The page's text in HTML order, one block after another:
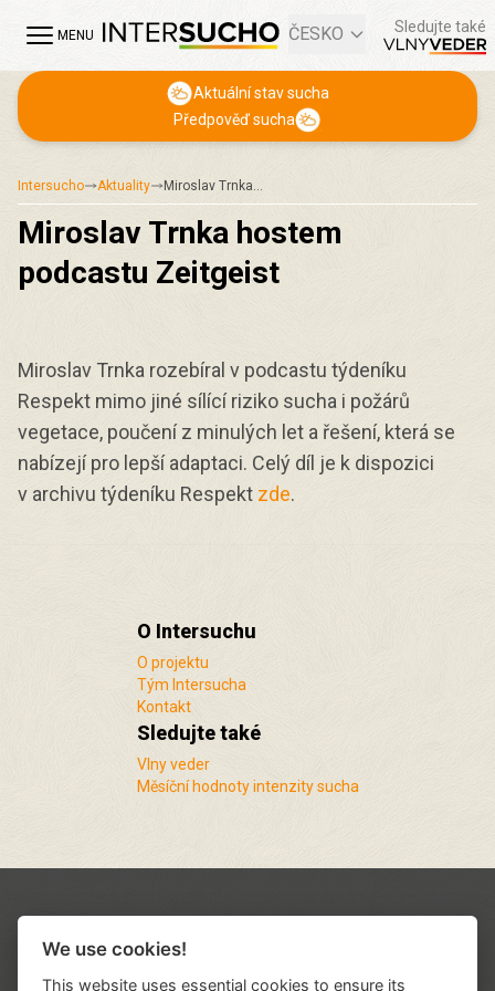
MENU ČESKO Sledujte také
Aktuální stav sucha
Předpověď sucha
Intersucho Aktuality Miroslav Trnka…
Miroslav Trnka hostem
podcastu Zeitgeist
Miroslav Trnka rozebíral v podcastu týdeníku
Respekt mimo jiné sílící riziko sucha i požárů
vegetace, poučení z minulých let a řešení, která se
nabízejí pro lepší adaptaci. Celý díl je k dispozici
v archivu týdeníku Respekt zde.
O Intersuchu
O projektu
Tým Intersucha
Kontakt
Sledujte také
Vlny veder
Měsíční hodnoty intenzity sucha
We use cookies!
This website uses essential cookies to ensure its